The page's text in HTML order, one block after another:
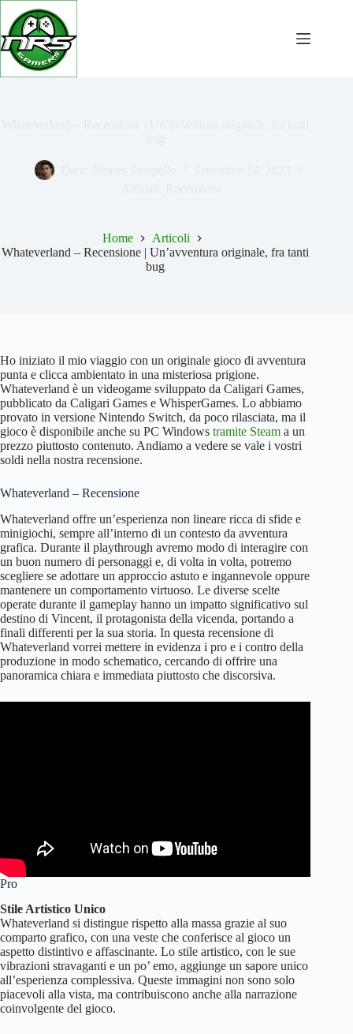
Salta
contenuto
Home
Articoli
Whateverland – Recensione | Un’avventura originale, fra tanti
bug
Ho iniziato il mio viaggio con un originale gioco di avventura
punta e clicca ambientato in una misteriosa prigione.
Whateverland è un videogame sviluppato da Caligari Games,
pubblicato da Caligari Games e WhisperGames. Lo abbiamo
provato in versione Nintendo Switch, da poco rilasciata, ma il
gioco è disponibile anche su PC Windows tramite Steam a un
prezzo piuttosto contenuto. Andiamo a vedere se vale i vostri
soldi nella nostra recensione.
Whateverland – Recensione
Whateverland offre un’esperienza non lineare ricca di sfide e
minigiochi, sempre all’interno di un contesto da avventura
grafica. Durante il playthrough avremo modo di interagire con
un buon numero di personaggi e, di volta in volta, potremo
scegliere se adottare un approccio astuto e ingannevole oppure
mantenere un comportamento virtuoso. Le diverse scelte
operate durante il gameplay hanno un impatto significativo sul
destino di Vincent, il protagonista della vicenda, portando a
finali differenti per la sua storia. In questa recensione di
Whateverland vorrei mettere in evidenza i pro e i contro della
produzione in modo schematico, cercando di offrire una
panoramica chiara e immediata piuttosto che discorsiva.
Pro
Stile Artistico Unico
Whateverland si distingue rispetto alla massa grazie al suo
comparto grafico, con una veste che conferisce al gioco un
aspetto distintivo e affascinante. Lo stile artistico, con le sue
vibrazioni stravaganti e un po’ emo, aggiunge un sapore unico
all’esperienza complessiva. Queste immagini non sono solo
piacevoli alla vista, ma contribuiscono anche alla narrazione
coinvolgente del gioco.